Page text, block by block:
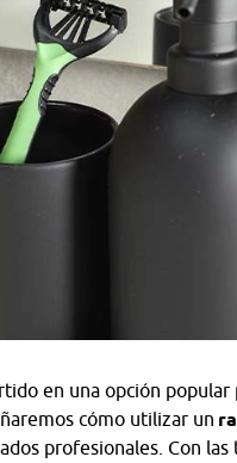
en una opción
cómo utilizar un
profesionales. Con las